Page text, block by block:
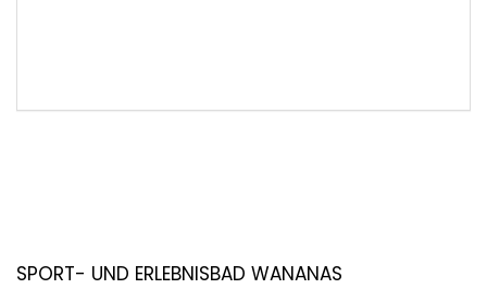
Sport- und Erlebnisbad Wananas